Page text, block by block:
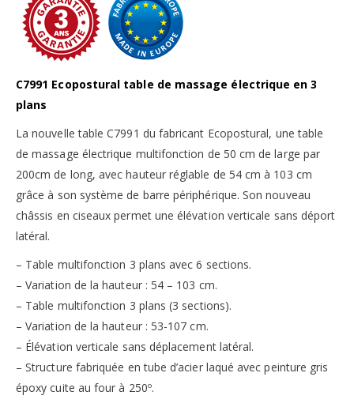
C7991 Ecopostural table de massage électrique en 3
plans
La nouvelle table C7991 du fabricant Ecopostural, une table
de massage électrique multifonction de 50 cm de large par
200cm de long, avec hauteur réglable de 54 cm à 103 cm
grâce à son système de barre périphérique. Son nouveau
châssis en ciseaux permet une élévation verticale sans déport
latéral.
– Table multifonction 3 plans avec 6 sections.
– Variation de la hauteur : 54 – 103 cm.
– Table multifonction 3 plans (3 sections).
– Variation de la hauteur : 53-107 cm.
– Élévation verticale sans déplacement latéral.
– Structure fabriquée en tube d’acier laqué avec peinture gris
époxy cuite au four à 250º.